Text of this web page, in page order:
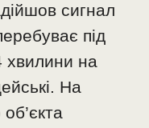
сигнал
під
на
На